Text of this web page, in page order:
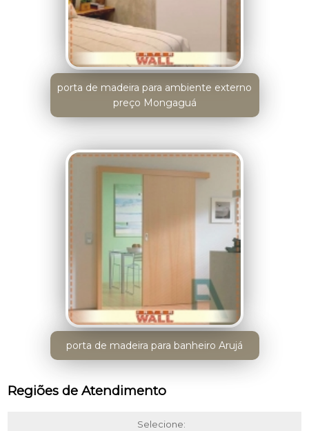
porta de madeira para ambiente externo
preço Mongaguá
porta de madeira para banheiro Arujá
Regiões de Atendimento
Selecione: